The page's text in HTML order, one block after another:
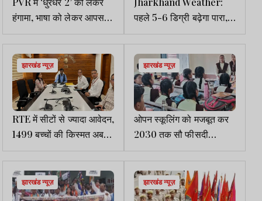
हंगामा, भाषा को लेकर आपस में
भिड़े दर्शक
पहले 5-6 डिग्री बढ़ेगा पारा,
फिर 27-28 मार्च को आंधी व
बारिश
झारखंड न्यूज़
RTE में सीटों से ज्यादा आवेदन,
1499 बच्चों की किस्मत अब
लॉटरी से होगी तय
झारखंड न्यूज़
ओपन स्कूलिंग को मजबूत कर
2030 तक सौ फीसदी
नामांकन का लक्ष्य: शिक्षा
मंत्रालय
झारखंड न्यूज़ झारखंड न्यूज़